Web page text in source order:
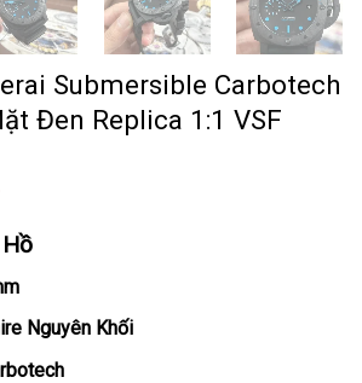
Submersible Carbotech
Đen Replica 1:1 VSF
Nguyên Khối